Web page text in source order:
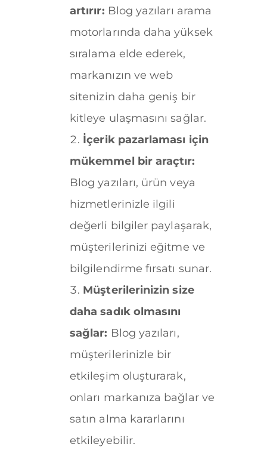
artırır: Blog yazıları arama
motorlarında daha yüksek
sıralama elde ederek,
markanızın ve web
sitenizin daha geniş bir
kitleye ulaşmasını sağlar.
İçerik pazarlaması için
mükemmel bir araçtır:
Blog yazıları, ürün veya
hizmetlerinizle ilgili
değerli bilgiler paylaşarak,
müşterilerinizi eğitme ve
bilgilendirme fırsatı sunar.
Müşterilerinizin size
daha sadık olmasını
sağlar: Blog yazıları,
müşterilerinizle bir
etkileşim oluşturarak,
onları markanıza bağlar ve
satın alma kararlarını
etkileyebilir.